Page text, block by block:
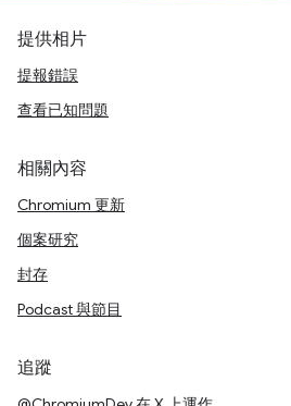
提供相片
提報錯誤
查看已知問題
相關內容
Chromium 更新
個案研究
封存
Podcast 與節目
追蹤